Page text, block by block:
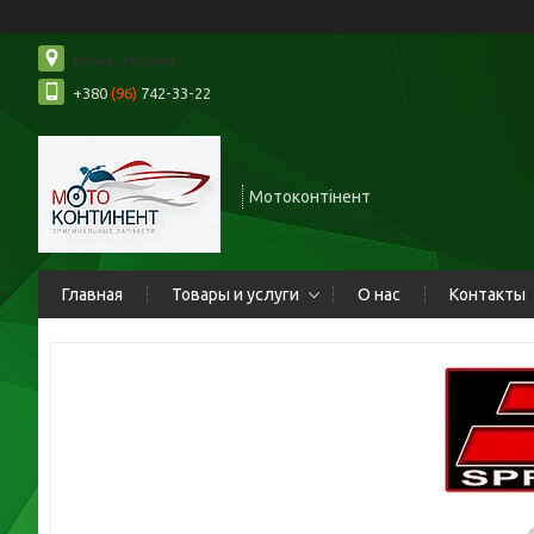
Ірпінь, Україна
+380 (96) 742-33-22
Мотоконтінент
Главная Товары и услуги О нас Контакты